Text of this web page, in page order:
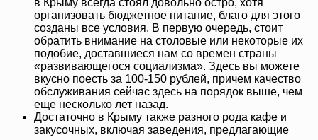
в Крыму всегда стоял довольно остро, хотя
организовать бюджетное питание, благо для этого
созданы все условия. В первую очередь, стоит
обратить внимание на столовые или некоторые их
подобие, доставшиеся нам со времен страны
«развивающегося социализма». Здесь вы можете
вкусно поесть за 100-150 рублей, причем качество
обслуживания сейчас здесь на порядок выше, чем
еще несколько лет назад.
Достаточно в Крыму также разного рода кафе и
закусочных, включая заведения, предлагающие